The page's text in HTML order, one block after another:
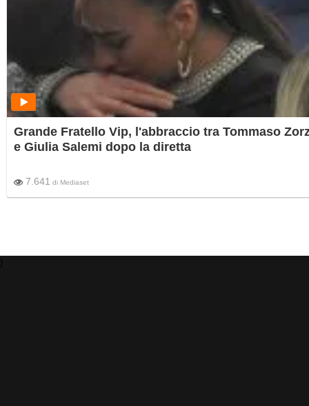
Grande Fratello Vip, l'abbraccio tra Tommaso
e Giulia Salemi dopo la diretta
7.641 di Mediaset